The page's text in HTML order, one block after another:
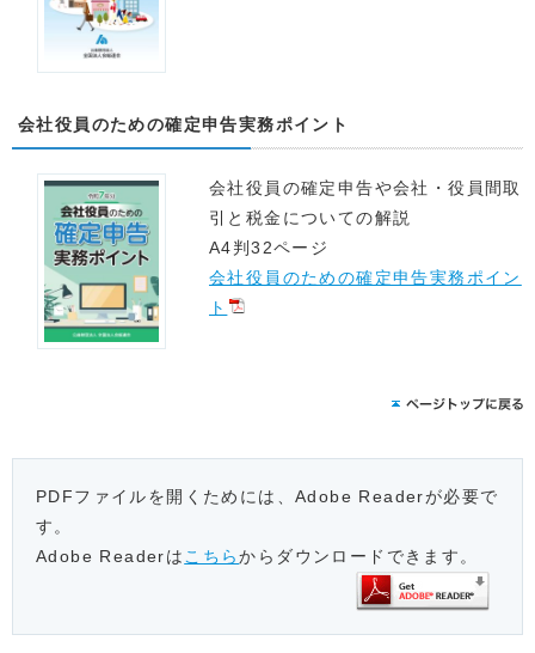
会社役員のための確定申告実務ポイント
会社役員の確定申告や会社・役員間取
引と税金についての解説
A4判32ページ
会社役員のための確定申告実務ポイン
ト
PDFファイルを開くためには、Adobe Readerが必要で
す。
Adobe Readerはこちらからダウンロードできます。